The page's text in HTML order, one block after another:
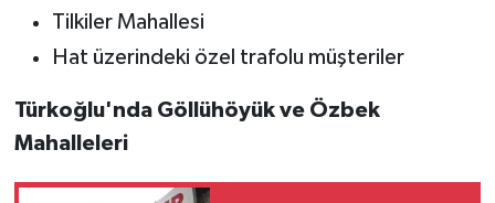
Tilkiler Mahallesi
Hat üzerindeki özel trafolu müşteriler
Türkoğlu'nda Göllühöyük ve Özbek
Mahalleleri